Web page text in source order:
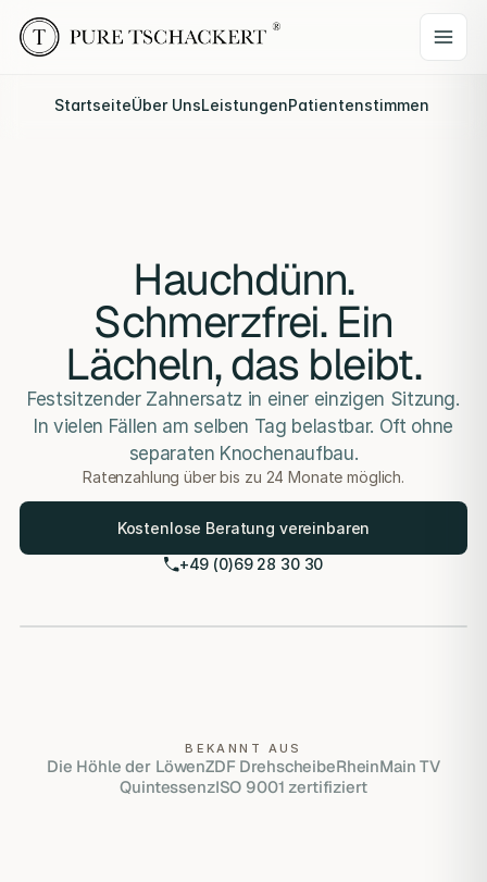
StartseiteÜber UnsLeistungenPatientenstimmen
Hauchdünn.
Schmerzfrei. Ein
Lächeln, das bleibt.
Festsitzender Zahnersatz in einer einzigen Sitzung.
In vielen Fällen am selben Tag belastbar. Oft ohne
separaten Knochenaufbau.
Ratenzahlung über bis zu 24 Monate möglich.
Kostenlose Beratung vereinbaren
+49 (0)69 28 30 30
LVI-zertifiziert (Las Vegas Institute) ISO 9001 zertifiziert
BEKANNT AUS
Die Höhle der LöwenZDF DrehscheibeRheinMain TV
QuintessenzISO 9001 zertifiziert